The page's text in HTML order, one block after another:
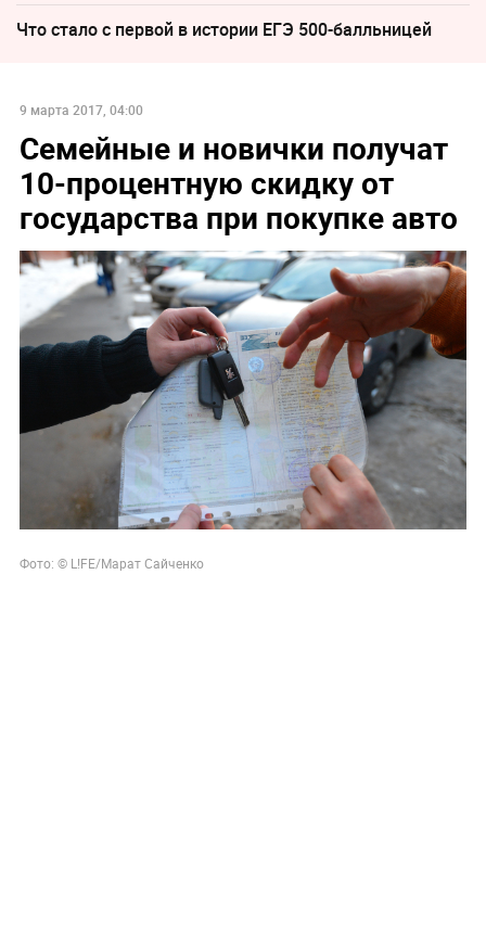
Что стало с первой в истории ЕГЭ 500-балльницей
9 марта 2017, 04:00
Семейные и новички получат
10-процентную скидку от
государства при покупке авто
Фото: © L!FE/Марат Сайченко